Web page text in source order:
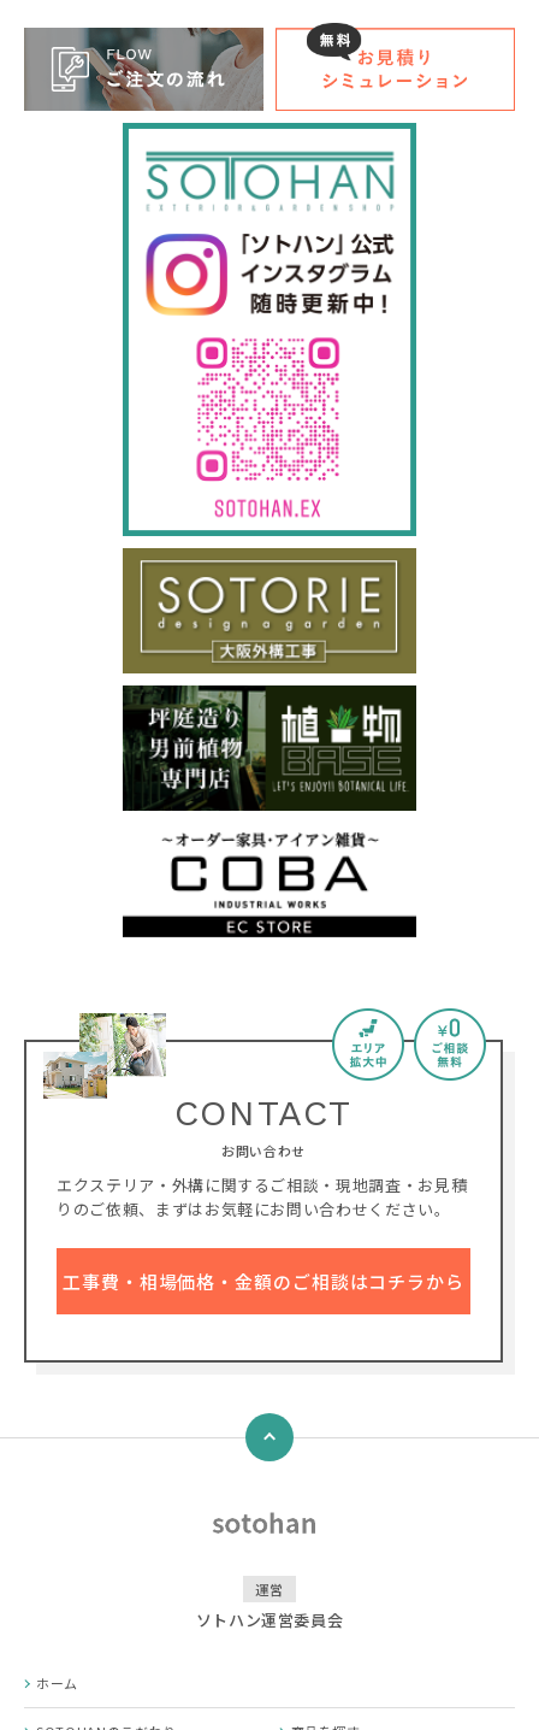
CONTACT
お問い合わせ
エクステリア・外構に関するご相談・現地調査・お見積
りのご依頼、
まずはお気軽にお問い合わせください。
工事費・相場価格・金額のご相談はコチラから
↑
運営
ソトハン運営委員会
ホーム